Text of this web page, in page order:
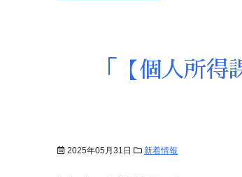
「【個人所
2025年05月31日 新着情報